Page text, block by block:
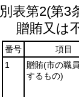
別表第2(第3
贈賄又は
番号
項目
1
贈賄(市の職
するもの)